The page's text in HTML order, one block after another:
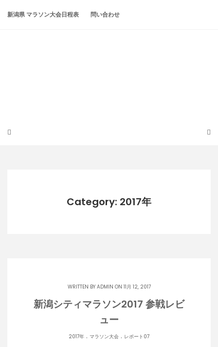
新潟県 マラソン大会日程表 問い合わせ
Category: 2017年
WRITTEN BY ADMIN ON 11月 12, 2017
新潟シティマラソン2017 参戦レビ
ュー
2017年 . マラソン大会 . レポート07